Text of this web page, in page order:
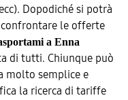
Dopodiché si potrà
le offerte
a Enna
di tutti. Chiunque può
molto semplice e
la ricerca di tariffe